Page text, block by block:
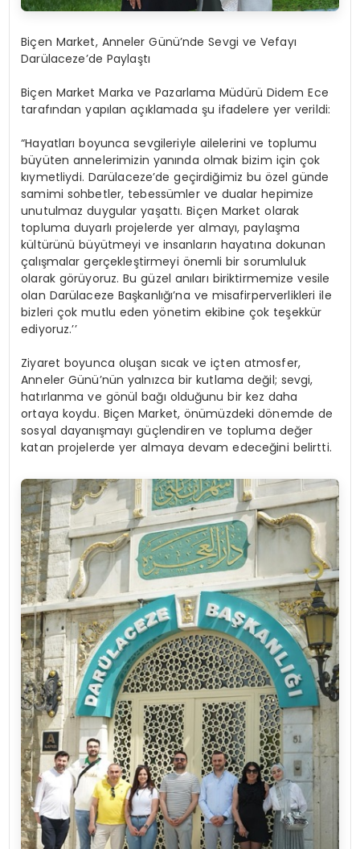
Biçen Market, Anneler Günü’nde Sevgi ve Vefayı
Darülaceze’de Paylaştı
Biçen MarketMarka ve Pazarlama Müdürü Didem Ece
tarafından yapılan açıklamada şu ifadelere yer verildi:
“Hayatları boyunca sevgileriyle ailelerini ve toplumu
büyüten annelerimizin yanında olmak bizim için çok
kıymetliydi. Darülaceze’de geçirdiğimiz bu özel günde
samimi sohbetler, tebessümler ve dualar hepimize
unutulmaz duygular yaşattı. Biçen Market olarak
topluma duyarlı projelerde yer almayı, paylaşma
kültürünü büyütmeyi ve insanların hayatına dokunan
çalışmalar gerçekleştirmeyi önemli bir sorumluluk
olarak görüyoruz. Bu güzel anıları biriktirmemize vesile
olan Darülaceze Başkanlığı’na ve misafirperverlikleri ile
bizleri çok mutlu eden yönetim ekibine çok teşekkür
ediyoruz.’’
Ziyaret boyunca oluşan sıcak ve içten atmosfer,
Anneler Günü’nün yalnızca bir kutlama değil; sevgi,
hatırlanma ve gönül bağı olduğunu bir kez daha
ortaya koydu. Biçen Market, önümüzdeki dönemde de
sosyal dayanışmayı güçlendiren ve topluma değer
katan projelerde yer almaya devam edeceğini belirtti.